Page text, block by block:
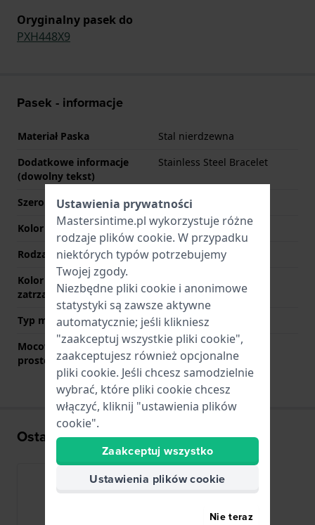
Oryginalny pasek do
PXH448X9
Pasek - informacje
Materiał Paska
Stal nierdzewna
Dodatkowe informacje
(dowolny tekst)
Stainless Steel Bracelet
Szerokość uchwytu
20 mm
Kolor paska
Dwukolorowy
Rodzaj zapięcia
Zapięcie zatrzaskowe
Kolor zapięcia
zatrzaskowego
Typ mocowania
Kołki sprężyste
Mocowanie za pomocą
prostego bolca
Nie
Ostatnio oglądane
Ustawienia prywatności
Mastersintime.pl wykorzystuje różne
rodzaje plików cookie. W przypadku
niektórych typów potrzebujemy
Twojej zgody.
Niezbędne pliki cookie i anonimowe
statystyki są zawsze aktywne
automatycznie; jeśli klikniesz
"zaakceptuj wszystkie pliki cookie",
zaakceptujesz również opcjonalne
pliki cookie. Jeśli chcesz samodzielnie
wybrać, które pliki cookie chcesz
włączyć, kliknij "ustawienia plików
cookie".
Zaakceptuj wszystko
Ustawienia plików cookie
Nie teraz